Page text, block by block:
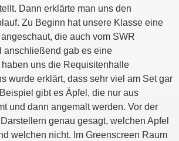
Dann erklärte man uns den
Zu Beginn hat unsere Klasse eine
angeschaut, die auch vom SWR
anschließend gab es eine
uns die Requisitenhalle
wurde erklärt, dass sehr viel am Set gar
gibt es Äpfel, die nur aus
und dann angemalt werden. Vor der
genau gesagt, welchen Apfel
welchen nicht. Im Greenscreen Raum